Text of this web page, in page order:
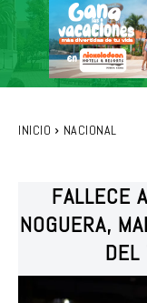
INICIO NACIONAL
FALLECE
NOGUERA,
DEL